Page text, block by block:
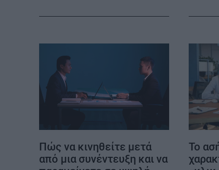
Πώς να κινηθείτε μετά
από μια συνέντευξη και να
Το